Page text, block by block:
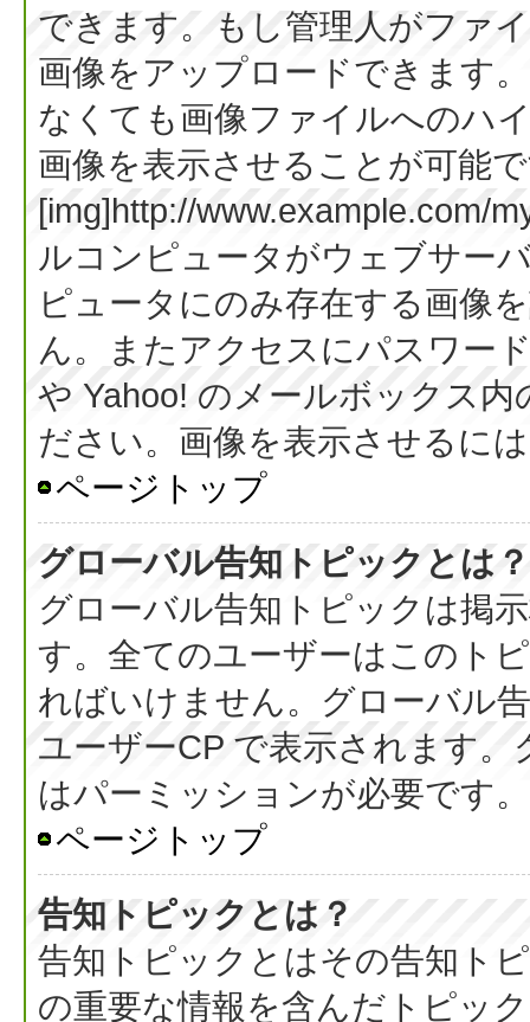
できます。もし管理人がファ
画像をアップロードできます
なくても画像ファイルへのハ
画像を表示させることが可能
[img]http://www.example.com/
ルコンピュータがウェブサー
ピュータにのみ存在する画像
ん。またアクセスにパスワー
や Yahoo! のメールボックス
ださい。画像を表示させるに
ページトップ
グローバル告知トピックとは？
グローバル告知トピックは掲
す。全てのユーザーはこのト
ればいけません。グローバル
ユーザーCP で表示されます
はパーミッションが必要です。
ページトップ
告知トピックとは？
告知トピックとはその告知ト
の重要な情報を含んだトピッ